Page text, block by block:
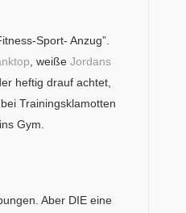
Sport- Anzug”.
, weiße Jordans
heftig drauf achtet,
Trainingsklamotten
Gym.
Aber DIE eine